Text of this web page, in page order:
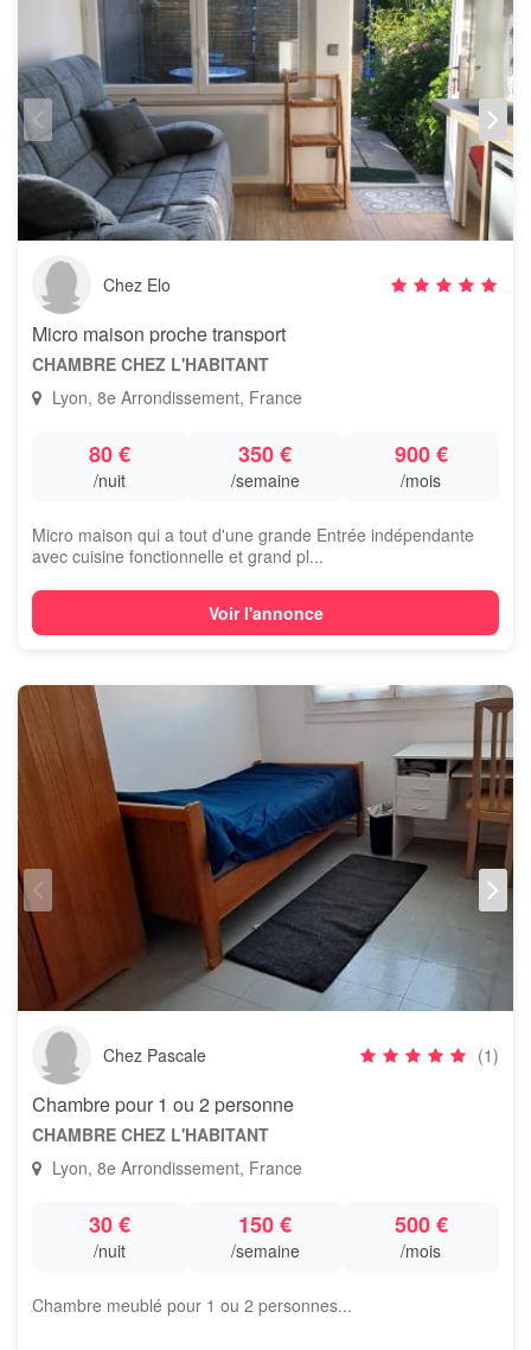
Chez Elo
Micro maison proche transport
CHAMBRE CHEZ L'HABITANT
Lyon, 8e Arrondissement, France
80 €
/nuit
350 €
/semaine
900 €
/mois
Micro maison qui a tout d'une grande Entrée indépendante
avec cuisine fonctionnelle et grand pl...
Voir l'annonce
Chez Pascale (1)
Chambre pour 1 ou 2 personne
CHAMBRE CHEZ L'HABITANT
Lyon, 8e Arrondissement, France
30 €
/nuit
150 €
/semaine
500 €
/mois
Chambre meublé pour 1 ou 2 personnes...